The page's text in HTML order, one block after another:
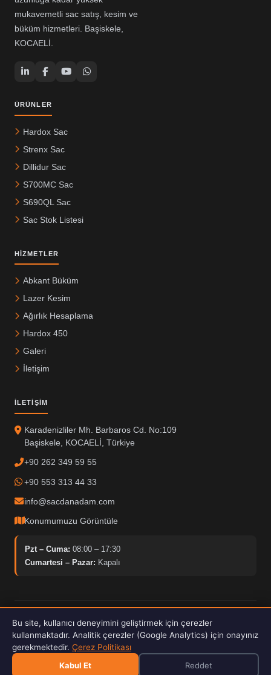
mukavemetli sac satış, kesim ve
büküm hizmetleri. Başiskele,
KOCAELİ.
ÜRÜNLER
Hardox Sac
Strenx Sac
Dillidur Sac
S700MC Sac
S690QL Sac
Sac Stok Listesi
HIZMETLER
Abkant Büküm
Lazer Kesim
Ağırlık Hesaplama
Hardox 450
Galeri
İletişim
İLETIŞIM
Karadenizliler Mh. Barbaros Cd. No:109
Başiskele, KOCAELİ, Türkiye
+90 262 349 59 55
+90 553 313 44 33
info@sacdanadam.com
Konumumuzu Görüntüle
Pzt – Cuma: 08:00 – 17:30
Cumartesi – Pazar: Kapalı
Hardox İşleme ISO Kalite 30kW Fiber Lazer
E-Katalog İndir 2026 PDF · 4.9 MB
Bu site, kullanıcı deneyimini geliştirmek için çerezler
kullanmaktadır. Analitik çerezler (Google Analytics) için onayınız
gerekmektedir. Çerez Politikası
Kabul Et
Reddet